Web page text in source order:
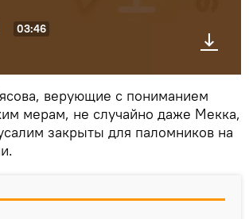
03:46
верующие с пониманием
мерам, не случайно даже Мекка,
закрыты для паломников на